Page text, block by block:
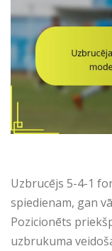
Uzbrucējs 5-4-1
spiedienam, gan
Pozicionēts
uzbrukuma